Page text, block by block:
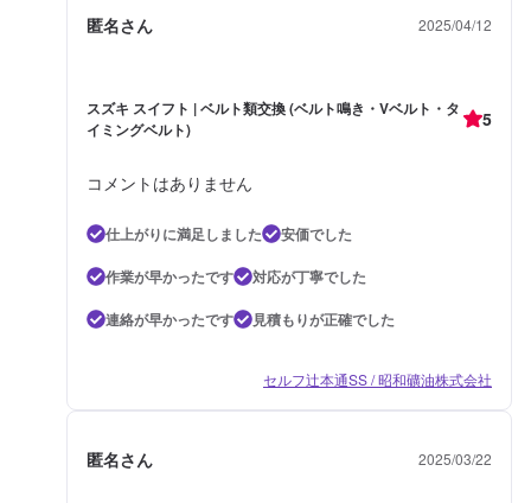
匿名さん 2025/04/12
スズキ スイフト | ベルト類交換 (ベルト鳴き・Vベルト・タ
イミングベルト)
5
コメントはありません
仕上がりに満足しました
安価でした
作業が早かったです
対応が丁寧でした
連絡が早かったです
見積もりが正確でした
セルフ辻本通SS / 昭和礦油株式会社
匿名さん 2025/03/22